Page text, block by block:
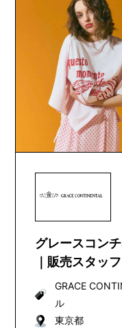
グレースコン
｜販売スタッフ
GRACE
ル
東京都